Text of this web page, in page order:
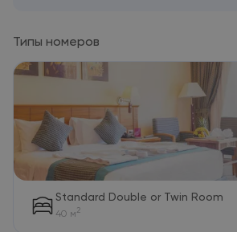
Charmillion Club сервируется завтрак
ужин в ресторанах итальянской и
фирменные блюда по меню. В баре на
бассейна можно заказать
Расстояние от курортного отеля
до бухты Наама Бей в центре города
Поездка до международного
занимает 5 минут.
Типы номеров
Standard Double or Twin Room
40 м 2